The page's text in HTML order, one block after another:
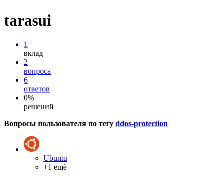
tarasui
1
вклад
2
вопроса
6
ответов
0%
решений
Вопросы пользователя по тегу ddos-protection
Ubuntu
+1 ещё